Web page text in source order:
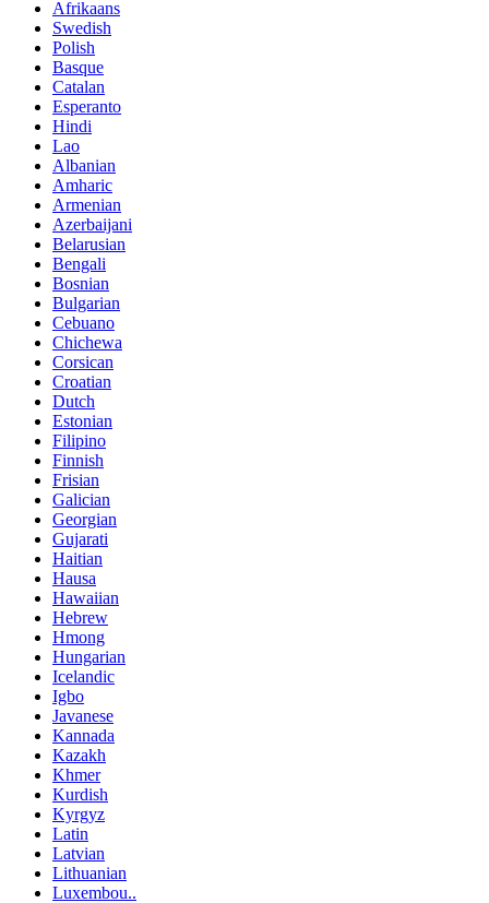
Afrikaans
Swedish
Polish
Basque
Catalan
Esperanto
Hindi
Lao
Albanian
Amharic
Armenian
Azerbaijani
Belarusian
Bengali
Bosnian
Bulgarian
Cebuano
Chichewa
Corsican
Croatian
Dutch
Estonian
Filipino
Finnish
Frisian
Galician
Georgian
Gujarati
Haitian
Hausa
Hawaiian
Hebrew
Hmong
Hungarian
Icelandic
Igbo
Javanese
Kannada
Kazakh
Khmer
Kurdish
Kyrgyz
Latin
Latvian
Lithuanian
Luxembou..